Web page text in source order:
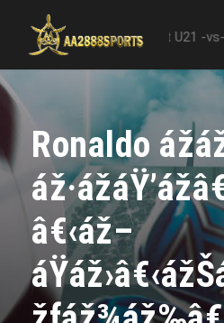
Forest U21 -vs-
Ronaldo
â€‹áž–